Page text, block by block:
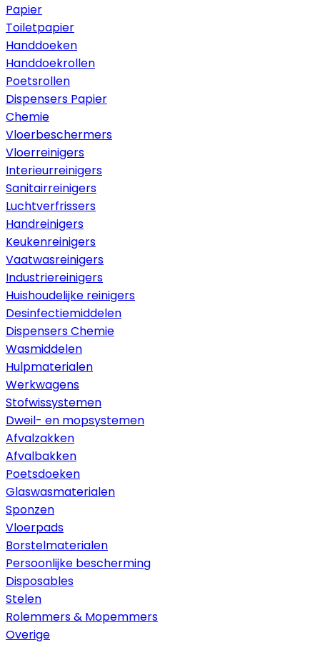
Papier
Toiletpapier
Handdoeken
Handdoekrollen
Poetsrollen
Dispensers Papier
Chemie
Vloerbeschermers
Vloerreinigers
Interieurreinigers
Sanitairreinigers
Luchtverfrissers
Handreinigers
Keukenreinigers
Vaatwasreinigers
Industriereinigers
Huishoudelijke reinigers
Desinfectiemiddelen
Dispensers Chemie
Wasmiddelen
Hulpmaterialen
Werkwagens
Stofwissystemen
Dweil- en mopsystemen
Afvalzakken
Afvalbakken
Poetsdoeken
Glaswasmaterialen
Sponzen
Vloerpads
Borstelmaterialen
Persoonlijke bescherming
Disposables
Stelen
Rolemmers & Mopemmers
Overige